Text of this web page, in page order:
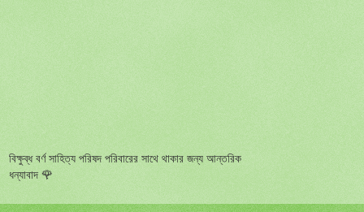
বিক্ষুব্ধ বর্ণ সাহিত্য পরিষদ পরিবারের সাথে থাকার জন্য আন্তরিক
ধন্যাবাদ 🌹